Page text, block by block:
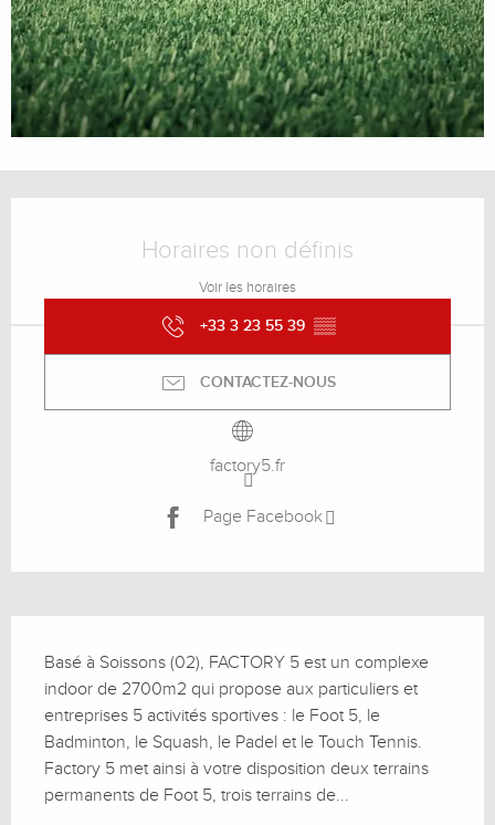
Horaires non définis
Voir les horaires
+33 3 23 55 39 ▒▒
CONTACTEZ-NOUS
factory5.fr
Page Facebook
Basé à Soissons (02), FACTORY 5 est un complexe
indoor de 2700m2 qui propose aux particuliers et
entreprises 5 activités sportives : le Foot 5, le
Badminton, le Squash, le Padel et le Touch Tennis.
Factory 5 met ainsi à votre disposition deux terrains
permanents de Foot 5, trois terrains de...